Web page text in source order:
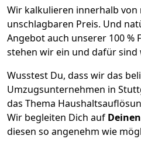
Wir kalkulieren innerhalb
unschlagbaren Preis. Und
Angebot auch unserer 100 %
stehen wir ein und dafür sind
Wusstest Du, dass wir das
Umzugsunternehmen in
das Thema
Wir begleiten Dich auf
diesen so angenehm wie